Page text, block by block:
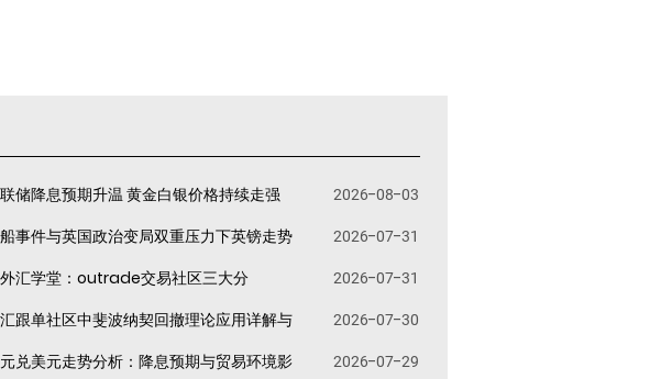
储降息预期升温 黄金白银价格持续走强
2026-08-03
事件与英国政治变局双重压力下英镑走势
2026-07-31
汇学堂：outrade交易社区三大分
2026-07-31
跟单社区中斐波纳契回撤理论应用详解与
2026-07-30
兑美元走势分析：降息预期与贸易环境影
2026-07-29